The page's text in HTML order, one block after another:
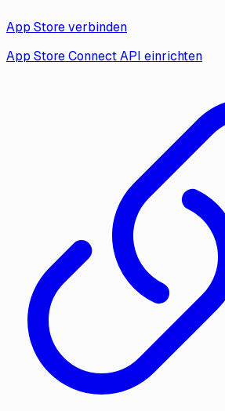
App Store verbinden
App Store Connect API einrichten